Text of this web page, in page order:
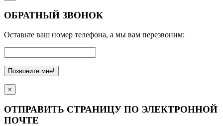
ОБРАТНЫЙ ЗВОНОК
Оставьте ваш номер телефона, а мы вам перезвоним:
Позвоните мне!
×
ОТПРАВИТЬ СТРАНИЦУ ПО ЭЛЕКТРОННОЙ
ПОЧТЕ